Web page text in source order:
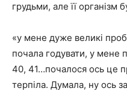
грудьми, але її організм
«у мене дуже великі
почала годувати, у мене
40, 41…почалося ось це
терпіла. Думала, ну ось